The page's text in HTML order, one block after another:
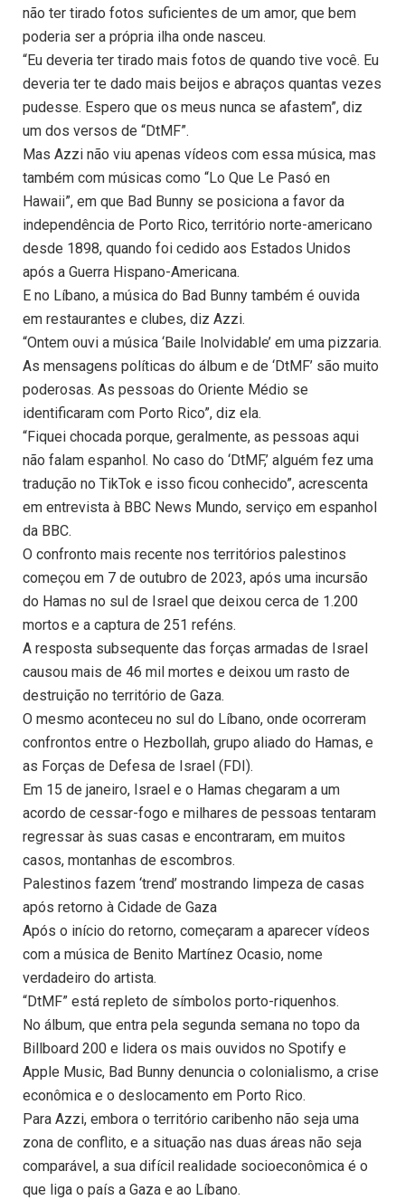
não ter tirado fotos suficientes de um amor, que bem
poderia ser a própria ilha onde nasceu.
“Eu deveria ter tirado mais fotos de quando tive você. Eu
deveria ter te dado mais beijos e abraços quantas vezes
pudesse. Espero que os meus nunca se afastem”, diz
um dos versos de “DtMF”.
Mas Azzi não viu apenas vídeos com essa música, mas
também com músicas como “Lo Que Le Pasó en
Hawaii”, em que Bad Bunny se posiciona a favor da
independência de Porto Rico, território norte-americano
desde 1898, quando foi cedido aos Estados Unidos
após a Guerra Hispano-Americana.
E no Líbano, a música do Bad Bunny também é ouvida
em restaurantes e clubes, diz Azzi.
“Ontem ouvi a música ‘Baile Inolvidable’ em uma pizzaria.
As mensagens políticas do álbum e de ‘DtMF’ são muito
poderosas. As pessoas do Oriente Médio se
identificaram com Porto Rico”, diz ela.
“Fiquei chocada porque, geralmente, as pessoas aqui
não falam espanhol. No caso do ‘DtMF,’ alguém fez uma
tradução no TikTok e isso ficou conhecido”, acrescenta
em entrevista à BBC News Mundo, serviço em espanhol
da BBC.
O confronto mais recente nos territórios palestinos
começou em 7 de outubro de 2023, após uma incursão
do Hamas no sul de Israel que deixou cerca de 1.200
mortos e a captura de 251 reféns.
A resposta subsequente das forças armadas de Israel
causou mais de 46 mil mortes e deixou um rasto de
destruição no território de Gaza.
O mesmo aconteceu no sul do Líbano, onde ocorreram
confrontos entre o Hezbollah, grupo aliado do Hamas, e
as Forças de Defesa de Israel (FDI).
Em 15 de janeiro, Israel e o Hamas chegaram a um
acordo de cessar-fogo e milhares de pessoas tentaram
regressar às suas casas e encontraram, em muitos
casos, montanhas de escombros.
Palestinos fazem ‘trend’ mostrando limpeza de casas
após retorno à Cidade de Gaza
Após o início do retorno, começaram a aparecer vídeos
com a música de Benito Martínez Ocasio, nome
verdadeiro do artista.
“DtMF” está repleto de símbolos porto-riquenhos.
No álbum, que entra pela segunda semana no topo da
Billboard 200 e lidera os mais ouvidos no Spotify e
Apple Music, Bad Bunny denuncia o colonialismo, a crise
econômica e o deslocamento em Porto Rico.
Para Azzi, embora o território caribenho não seja uma
zona de conflito, e a situação nas duas áreas não seja
comparável, a sua difícil realidade socioeconômica é o
que liga o país a Gaza e ao Líbano.